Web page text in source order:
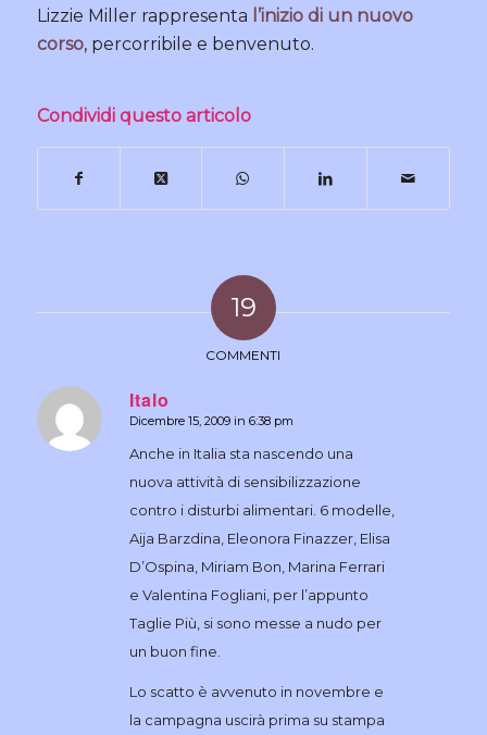
Lizzie Miller rappresenta l’inizio di un nuovo
corso, percorribile e benvenuto.
Condividi questo articolo
19
COMMENTI
Italo
dice:
Dicembre 15, 2009 in 6:38 pm
Anche in Italia sta nascendo una
nuova attività di sensibilizzazione
contro i disturbi alimentari. 6 modelle,
Aija Barzdina, Eleonora Finazzer, Elisa
D’Ospina, Miriam Bon, Marina Ferrari
e Valentina Fogliani, per l’appunto
Taglie Più, si sono messe a nudo per
un buon fine.
Lo scatto è avvenuto in novembre e
la campagna uscirà prima su stampa